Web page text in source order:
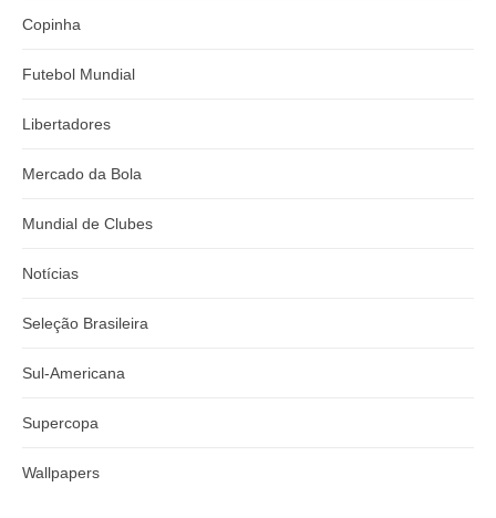
Copinha
Futebol Mundial
Libertadores
Mercado da Bola
Mundial de Clubes
Notícias
Seleção Brasileira
Sul-Americana
Supercopa
Wallpapers